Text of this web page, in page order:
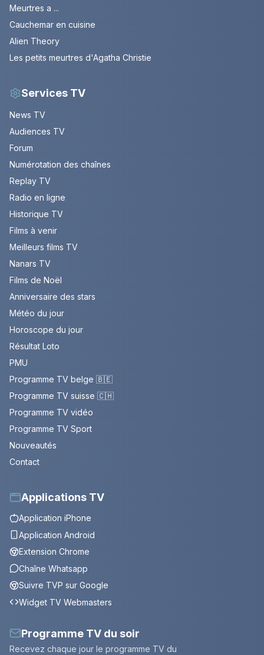
Meurtres a ...
Cauchemar en cuisine
Alien Theory
Les petits meurtres d'Agatha Christie
Services TV
News TV
Audiences TV
Forum
Numérotation des chaînes
Replay TV
Radio en ligne
Historique TV
Films à venir
Meilleurs films TV
Nanars TV
Films de Noël
Anniversaire des stars
Météo du jour
Horoscope du jour
Résultat Loto
PMU
Programme TV belge 🇧🇪
Programme TV suisse 🇨🇭
Programme TV vidéo
Programme TV Sport
Nouveautés
Contact
Applications TV
Application iPhone
Application Android
Extension Chrome
Chaîne Whatsapp
Suivre TVP sur Google
Widget TV Webmasters
Programme TV du soir
Recevez chaque jour le programme TV du